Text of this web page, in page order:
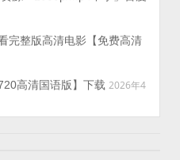
完整版高清电影【免费高清
高清国语版】下载 2026年4